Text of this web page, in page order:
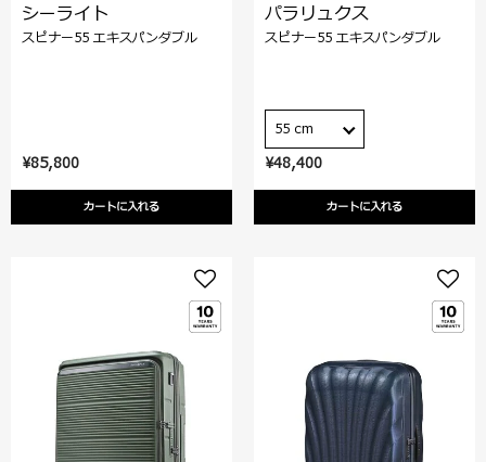
¥85,800
カートに入れる
シーライト
スピナー55 エキスパンダブル
¥48,400
カートに入れる
パラリュクス
スピナー55 エキスパンダブル
55 cm